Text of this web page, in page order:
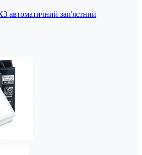
автоматичний зап'ястний